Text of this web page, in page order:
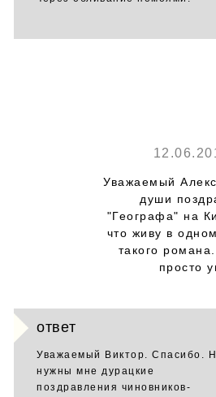
Уважаемый
души
"Географа" на
что живу в
такого
просто
ответ
Уважаемый Виктор. Спасибо.
нужны мне дурацкие
поздравления чиновников-